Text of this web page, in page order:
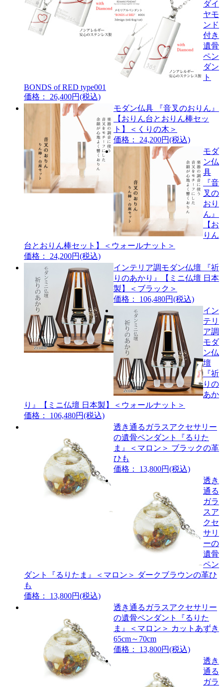
ダイ
ヤモ
ンド
付き
遺骨
ペン
ダン
ト
BONDS of RED type001
価格： 26,400円(税込)
モダン仏具 『音叉のおりん』
【おりん台とおりん棒セッ
ト】＜くりの木＞
価格： 24,200円(税込)
モダ
ン仏
具
『音
叉の
おり
ん』
【お
りん
台とおりん棒セット】＜ウォールナット＞
価格： 24,200円(税込)
インテリア調モダン仏壇 『祈
りのあかり』【ミニ仏壇 日本
製】＜ブラック＞
価格： 106,480円(税込)
イン
テリ
ア調
モダ
ン仏
壇
『祈
りの
あか
り』【ミニ仏壇 日本製】＜ウォールナット＞
価格： 106,480円(税込)
透き通るガラスアクセサリー
の遺骨ペンダント『るりた
ま』＜マロン＞ ブラックの革
ひも
価格： 13,800円(税込)
透き
通る
ガラ
スア
クセ
サリ
ーの
遺骨
ペン
ダント『るりたま』＜マロン＞ ダークブラウンの革ひ
も
価格： 13,800円(税込)
透き通るガラスアクセサリー
の遺骨ペンダント『るりた
ま』＜マロン＞ カットあずき
65cm～70cm
価格： 13,800円(税込)
透き
通る
ガラ